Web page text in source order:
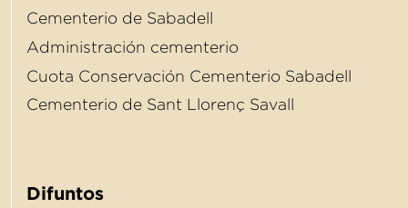
Cementerio de Sabadell
Administración cementerio
Cuota Conservación Cementerio Sabadell
Cementerio de Sant Llorenç Savall
Difuntos